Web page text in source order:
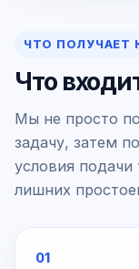
ЧТО ПОЛУЧАЕТ
Что
Мы не просто
задачу, затем
условия подачи
лишних
01